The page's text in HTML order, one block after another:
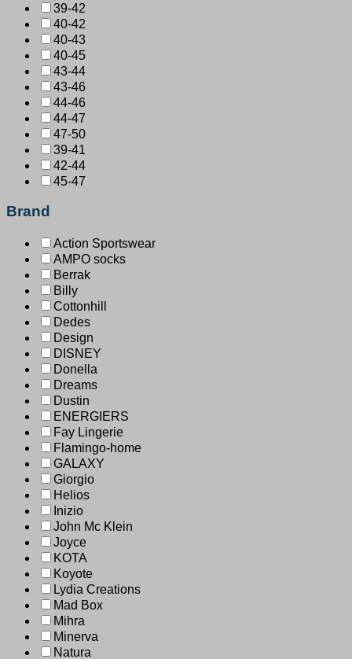
39-42
40-42
40-43
40-45
43-44
43-46
44-46
44-47
47-50
39-41
42-44
45-47
Brand
Action Sportswear
AMPO socks
Berrak
Billy
Cottonhill
Dedes
Design
DISNEY
Donella
Dreams
Dustin
ENERGIERS
Fay Lingerie
Flamingo-home
GALAXY
Giorgio
Helios
Inizio
John Mc Klein
Joyce
KOTA
Koyote
Lydia Creations
Mad Box
Mihra
Minerva
Natura